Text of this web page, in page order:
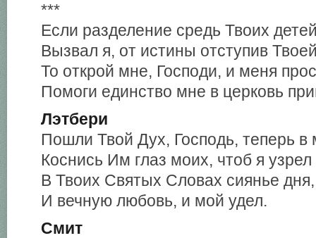
***
Если разделение средь Твоих
Вызвал я, от истины отступив
То открой мне, Господи, и меня
Помоги единство мне в церковь
Лэтбери
Пошли Твой Дух, Господь, теперь в
Коснись Им глаз моих, чтоб я узрел
В Твоих Святых Словах сиянье дня,
И вечную любовь, и мой удел.
Смит